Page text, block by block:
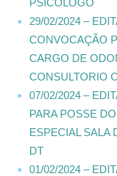
PSICÓLOGO
29/02/2024 –
CONVOCAÇÃO
CARGO DE
CONSULTORIO
07/02/2024 –
PARA POSSE
ESPECIAL SALA
DT
01/02/2024 –